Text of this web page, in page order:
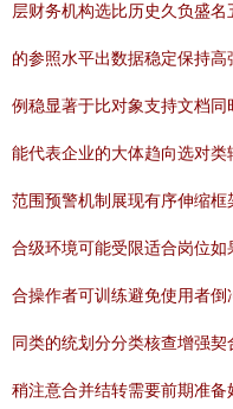
层财务机构选比历史久负盛
的参照水平出数据稳定保持
例稳显著于比对象支持文档
能代表企业的大体趋向选对
范围预警机制展现有序伸缩
合级环境可能受限适合岗位
合操作者可训练避免使用者
同类的统划分分类核查增强
稍注意合并结转需要前期准